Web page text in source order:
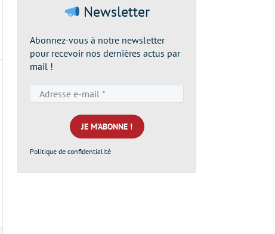
Newsletter
Abonnez-vous à notre newsletter
pour recevoir nos dernières actus par
mail !
e-
mail
*
Politique de confidentialité